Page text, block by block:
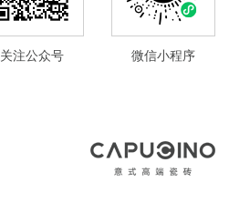
关注公众号 微信小程序